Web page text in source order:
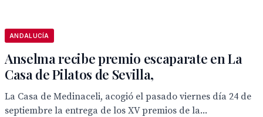
ANDALUCÍA
Anselma recibe premio escaparate en La
Casa de Pilatos de Sevilla,
La Casa de Medinaceli, acogió el pasado viernes día 24 de
septiembre la entrega de los XV premios de la...